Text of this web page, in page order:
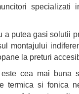
specializati
putea gasi solutii
montajului
la preturi
cea mai buna
termica si fonica